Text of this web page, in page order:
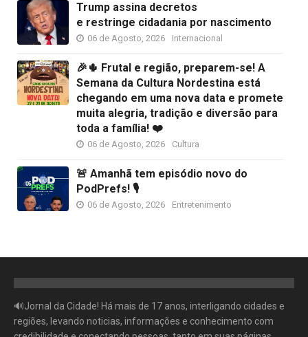
Trump assina decretos
e restringe cidadania por nascimento
06 de Agosto, 2026 Internacional
🎉🌵 Frutal e região, preparem-se! A
Semana da Cultura Nordestina está
chegando em uma nova data e promete
muita alegria, tradição e diversão para
toda a família! ❤️
06 de Agosto, 2026 Cultura
🚨 Amanhã tem episódio novo do
PodPrefs! 🎙️
06 de Agosto, 2026 Entretenimento
🔊Jornal da Cidade! Há mais de 17 anos, interligando cidades e
regiões, levando noticias, informações e conhecimento com